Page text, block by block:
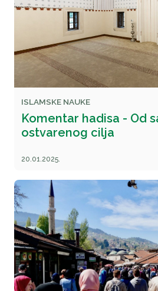
ISLAMSKE NAUKE
Komentar hadisa - Od
ostvarenog cilja
20.01.2025.